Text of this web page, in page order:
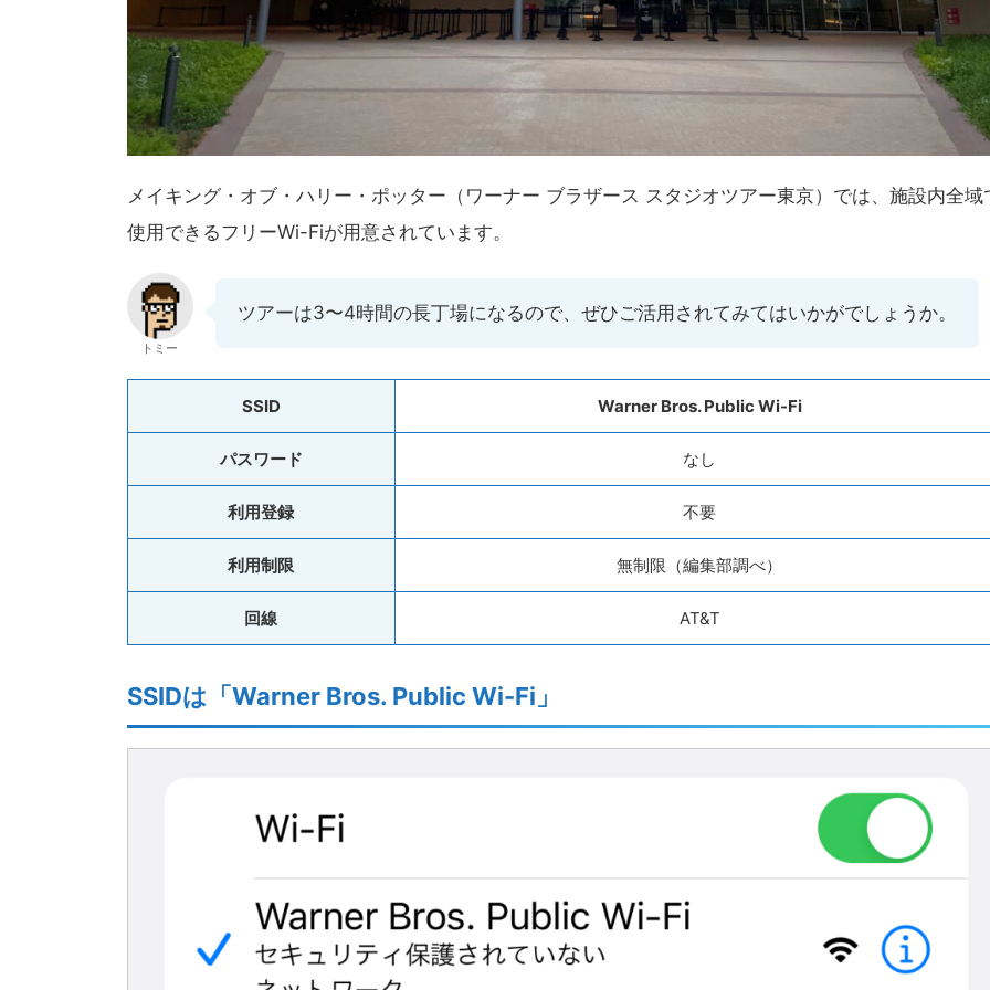
メイキング・オブ・ハリー・ポッター（ワーナー ブラザース スタジオツアー東京）では、施設内全域
使用できるフリーWi-Fiが用意されています。
トミー
ツアーは3〜4時間の長丁場になるので、ぜひご活用されてみてはいかがでしょうか。
SSID Warner Bros. Public Wi-Fi
パスワード なし
利用登録 不要
利用制限 無制限（編集部調べ）
回線 AT&T
SSIDは「Warner Bros. Public Wi-Fi」